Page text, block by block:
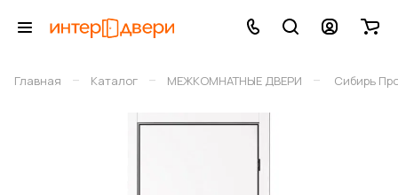
Главная – Каталог – МЕЖКОМНАТНЫЕ ДВЕРИ – Сибирь